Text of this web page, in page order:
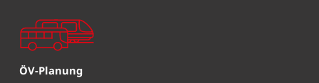
ÖV-Planung